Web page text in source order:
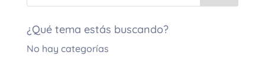
50,00 €
¿Qué tema estás buscando?
No hay categorías